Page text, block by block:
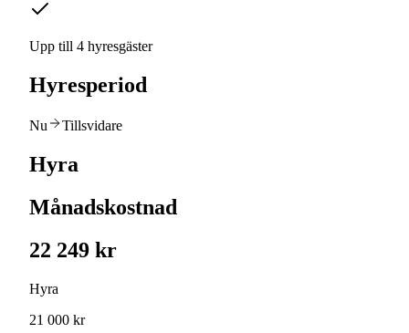
Upp till 4 hyresgäster
Hyresperiod
Nu Tillsvidare
Hyra
Månadskostnad
22 249 kr
Hyra
21 000 kr